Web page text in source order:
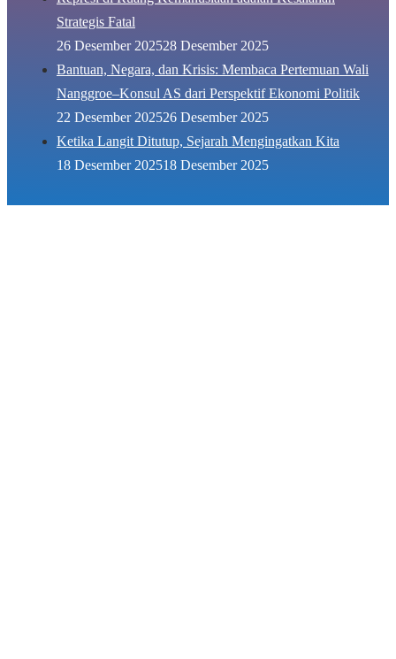
Strategis Fatal
26 Desember 202528 Desember 2025
Bantuan, Negara, dan Krisis: Membaca Pertemuan Wali
Nanggroe–Konsul AS dari Perspektif Ekonomi Politik
22 Desember 202526 Desember 2025
Ketika Langit Ditutup, Sejarah Mengingatkan Kita
18 Desember 202518 Desember 2025